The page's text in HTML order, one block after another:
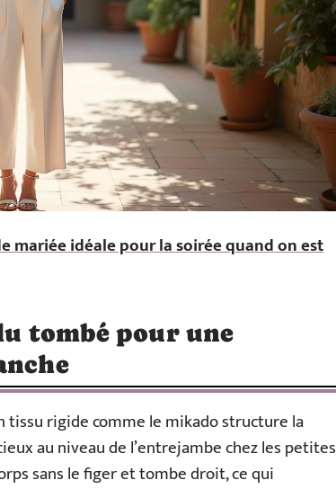
mariée idéale pour la soirée quand on est
tombé pour une
tissu rigide comme le mikado structure la
au niveau de l’entrejambe chez les petites
sans le figer et tombe droit, ce qui